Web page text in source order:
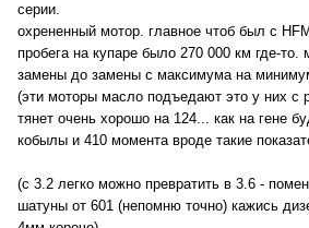
серии.
охрененный мотор. главное чтоб был с
пробега на купаре было 270 000 км где-то.
замены до замены с максимума на
(эти моторы масло подъедают это у них с
тянет очень хорошо на 124... как на гене
кобылы и 410 момента вроде такие
(с 3.2 легко можно превратить в 3.6 -
шатуны от 601 (непомню точно) кажись